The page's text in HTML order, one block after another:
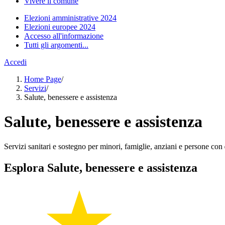
Elezioni amministrative 2024
Elezioni europee 2024
Accesso all'informazione
Tutti gli argomenti...
Accedi
Home Page/
Servizi/
Salute, benessere e assistenza
Salute, benessere e assistenza
Servizi sanitari e sostegno per minori, famiglie, anziani e persone con
Esplora Salute, benessere e assistenza